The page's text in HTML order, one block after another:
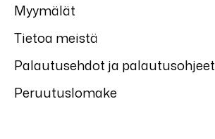
Myymälät
Tietoa meistä
Palautusehdot ja palautusohjeet
Peruutuslomake